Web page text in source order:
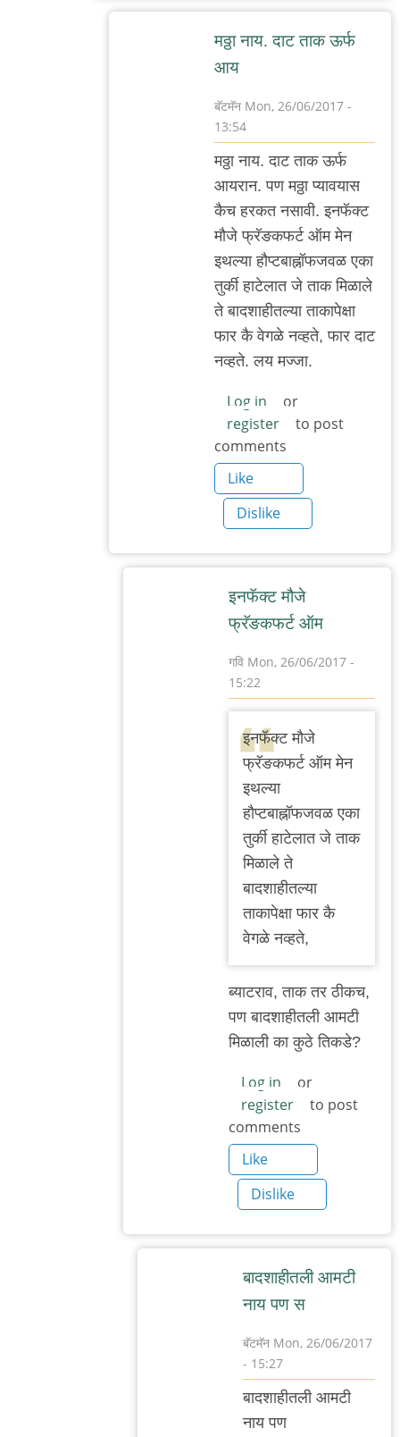
म‌ठ्ठा नाय‌. दाट ताक ऊर्फ
आय
बॅटमॅन Mon, 26/06/2017 -
13:54
In
reply
to
तेच
सांगतोय
by
'न'वी
म‌ठ्ठा नाय‌. दाट ताक ऊर्फ
आय‌रान‌. प‌ण म‌ठ्ठा प्याव‌यास
कैच ह‌र‌क‌त न‌सावी. इन‌फॅक्ट
मौजे फ्रॅङक‌फ‌र्ट ऑम मेन
इथल्या हौप्ट‌बाह्नॉफ‌ज‌वळ एका
तुर्की हाटेलात‌ जे ताक मिळाले
ते बाद‌शाहीत‌ल्या ताकापेक्षा
फार‌ कै वेग‌ळे न‌व्ह‌ते, फार दाट
न‌व्ह‌ते. ल‌य म‌ज्जा.
Log in
or
register
to post
comments
Like
Dislike
इन‌फॅक्ट मौजे
फ्रॅङक‌फ‌र्ट ऑम
गवि Mon, 26/06/2017 -
15:22
In
reply
to
म‌ठ्ठा
नाय‌.
दाट
ताक
ऊर्फ
आय
by
इन‌फॅक्ट मौजे
फ्रॅङक‌फ‌र्ट ऑम मेन
इथल्या
हौप्ट‌बाह्नॉफ‌ज‌वळ एका
तुर्की हाटेलात‌ जे ताक
मिळाले ते
बाद‌शाहीत‌ल्या
ताकापेक्षा फार‌ कै
वेग‌ळे न‌व्ह‌ते,
ब्याटराव, ताक तर ठीकच,
पण बादशाहीतली आमटी
मिळाली का कुठे तिकडे?
Log in
or
register
to post
comments
Like
Dislike
बाद‌शाहीत‌ली आम‌टी
नाय प‌ण स
बॅटमॅन Mon, 26/06/2017
- 15:27
In
बाद‌शाहीत‌ली आम‌टी
नाय प‌ण